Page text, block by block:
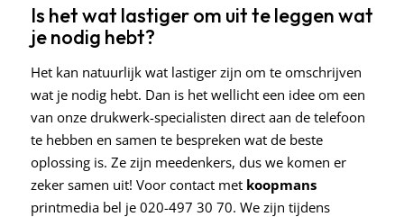
Is het wat lastiger om uit te leggen wat
je nodig hebt?
Het kan natuurlijk wat lastiger zijn om te omschrijven
wat je nodig hebt. Dan is het wellicht een idee om een
van onze drukwerk-specialisten direct aan de telefoon
te hebben en samen te bespreken wat de beste
oplossing is. Ze zijn meedenkers, dus we komen er
zeker samen uit! Voor contact met koopmans
printmedia bel je 020-497 30 70. We zijn tijdens